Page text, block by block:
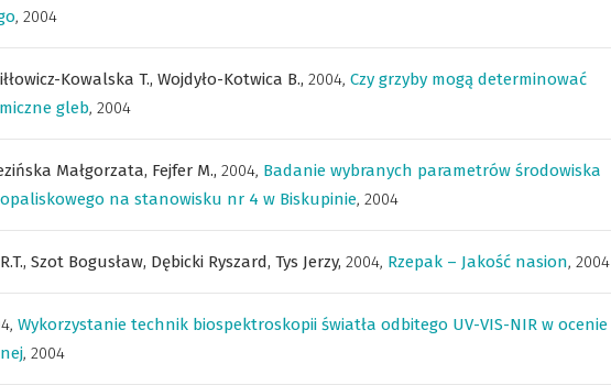
, 2004
Kowalska T., Wojdyło-Kotwica B., 2004, Czy grzyby mogą determinować
gleb, 2004
Małgorzata, Fejfer M., 2004, Badanie wybranych parametrów środowiska
na stanowisku nr 4 w Biskupinie, 2004
Szot Bogusław, Dębicki Ryszard, Tys Jerzy, 2004, Rzepak – Jakość nasion, 2004
, Wykorzystanie technik biospektroskopii światła odbitego UV-VIS-NIR w ocenie
, 2004